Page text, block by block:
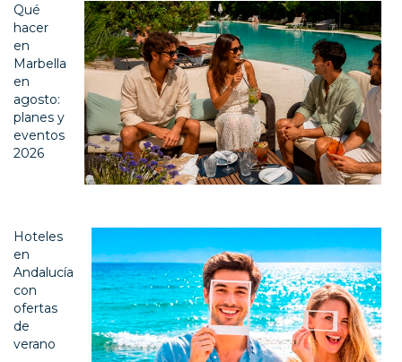
Qué
hacer
en
Marbella
en
agosto:
planes y
eventos
2026
Hoteles
en
Andalucía
con
ofertas
de
verano